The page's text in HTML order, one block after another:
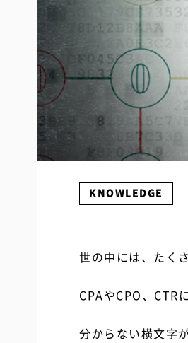
KNOWLEDGE
世の中には、たく
CPAやCPO、CTR
分からない横文字